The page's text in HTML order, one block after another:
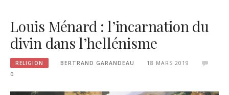
Louis Ménard : l’incarnation du
divin dans l’hellénisme
RELIGION BERTRAND GARANDEAU
18 MARS 2019
0